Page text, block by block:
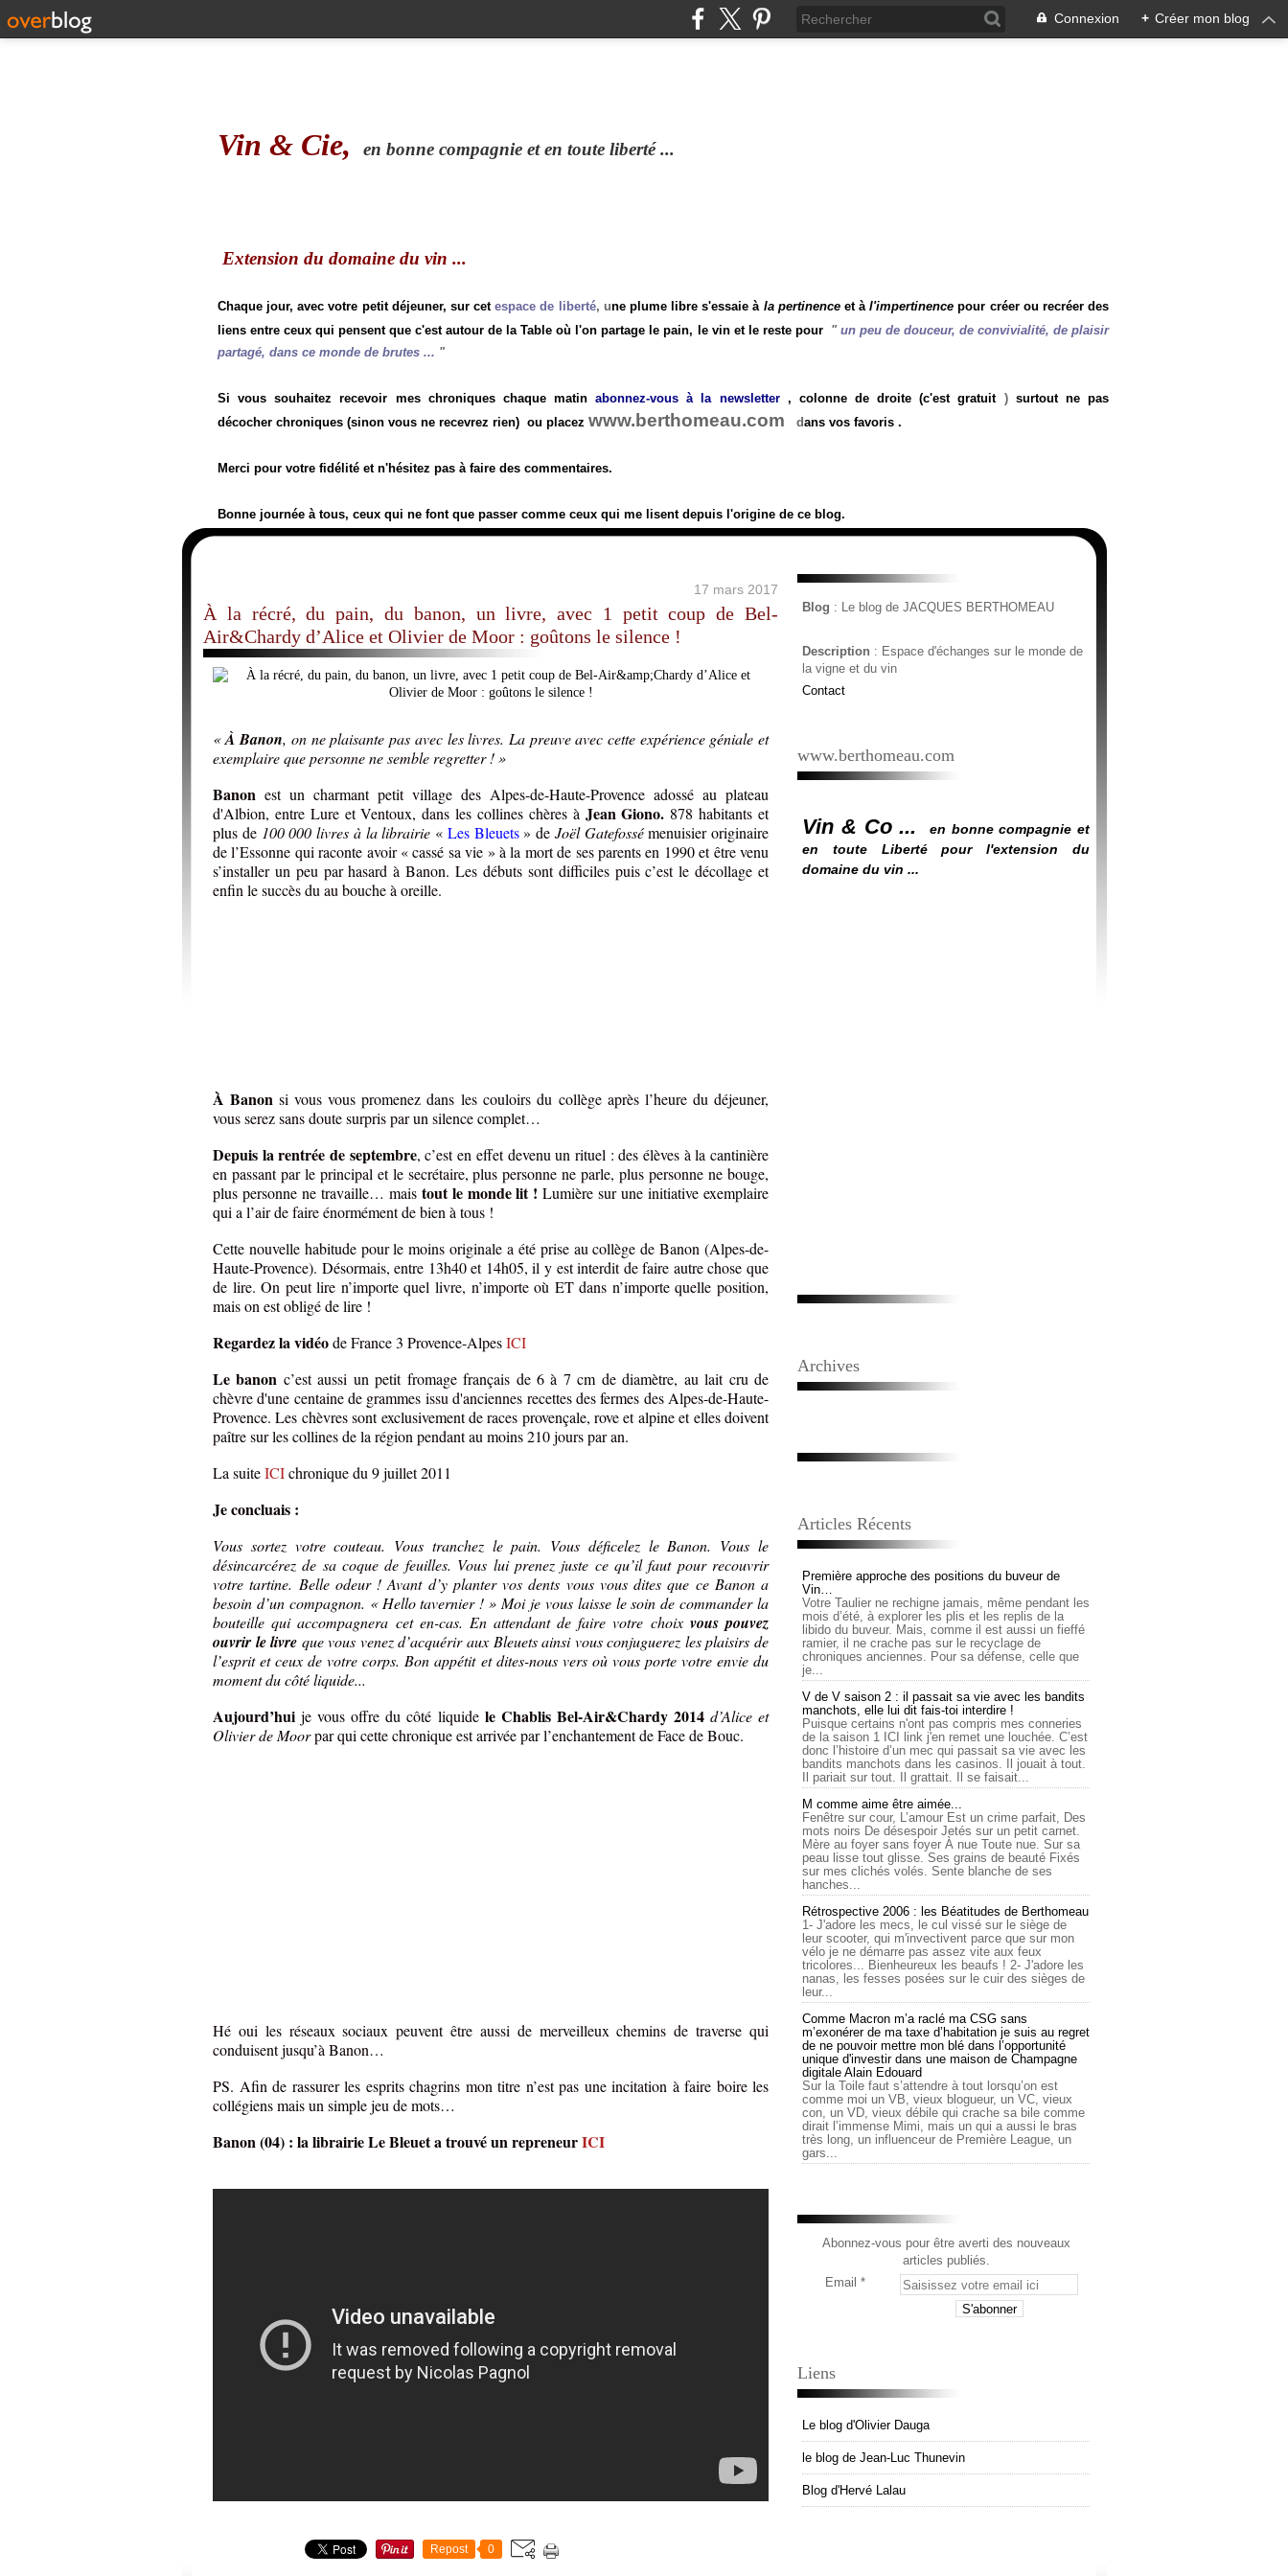
Connexion + Créer mon blog
Vin & Cie, en bonne compagnie et en toute liberté ...
Extension du domaine du vin ...
Chaque jour, avec votre petit déjeuner, sur cetespace de liberté, une plume libre s'essaie à la pertinenceet àl'impertinence pour créer ou recréer des
liens entre ceux qui pensent que c'est autour de la Table où l'on partage le pain, le vin et le reste pour "un peu de douceur, de convivialité, de plaisir
partagé, dans ce monde de brutes ... "
Si vous souhaitez recevoir mes chroniques chaque matinabonnez-vous à la newsletter, colonne de droite (c'est gratuit) surtout ne pas
décocher chroniques (sinon vous ne recevrez rien) ou placez www.berthomeau.com dans vos favoris .
Merci pour votre fidélité et n'hésitez pas à faire des commentaires.
Bonne journée à tous, ceux qui ne font que passer comme ceux qui me lisent depuis l'origine de ce blog.
17 mars 2017
À la récré, du pain, du banon, un livre, avec 1 petit coup de Bel-
Air&Chardy d’Alice et Olivier de Moor : goûtons le silence !
«À Banon, on ne plaisante pas avec les livres. La preuve avec cette expérience géniale et
exemplaire que personne ne semble regretter ! »
Banon est un charmant petit village des Alpes-de-Haute-Provence adossé au plateau
d'Albion, entre Lure et Ventoux, dans les collines chères à Jean Giono. 878 habitants et
plus de 100 000 livres à la librairie « Les Bleuets» de Joël Gatefossémenuisier originaire
de l’Essonne qui raconte avoir « cassé sa vie » à la mort de ses parents en 1990 et être venu
s’installer un peu par hasard à Banon. Les débuts sont difficiles puis c’est le décollage et
enfin le succès du au bouche à oreille.
À Banon si vous vous promenez dans les couloirs du collège après l’heure du déjeuner,
vous serez sans doute surpris par un silence complet…
Depuis la rentrée de septembre, c’est en effet devenu un rituel : des élèves à la cantinière
en passant par le principal et le secrétaire, plus personne ne parle, plus personne ne bouge,
plus personne ne travaille… mais tout le monde lit ! Lumière sur une initiative exemplaire
qui a l’air de faire énormément de bien à tous !
Cette nouvelle habitude pour le moins originale a été prise au collège de Banon (Alpes-de-
Haute-Provence). Désormais, entre 13h40 et 14h05, il y est interdit de faire autre chose que
de lire. On peut lire n’importe quel livre, n’importe où ET dans n’importe quelle position,
mais on est obligé de lire !
Regardez la vidéode France 3 Provence-AlpesICI
Le banon c’est aussi un petit fromage français de 6 à 7 cm de diamètre, au lait cru de
chèvre d'une centaine de grammes issu d'anciennes recettes des fermes des Alpes-de-Haute-
Provence. Les chèvres sont exclusivement de races provençale, rove et alpine et elles doivent
paître sur les collines de la région pendant au moins 210 jours par an.
La suiteICIchronique du 9 juillet 2011
Je concluais :
Vous sortez votre couteau. Vous tranchez le pain. Vous déficelez le Banon. Vous le
désincarcérez de sa coque de feuilles. Vous lui prenez juste ce qu’il faut pour recouvrir
votre tartine. Belle odeur ! Avant d’y planter vos dents vous vous dites que ce Banon a
besoin d’un compagnon. « Hello tavernier ! » Moi je vous laisse le soin de commander la
bouteille qui accompagnera cet en-cas. En attendant de faire votre choix vous pouvez
ouvrir le livre que vous venez d’acquérir aux Bleuets ainsi vous conjuguerez les plaisirs de
l’esprit et ceux de votre corps. Bon appétit et dites-nous vers où vous porte votre envie du
moment du côté liquide...
Aujourd’hui je vous offre du côté liquide le Chablis Bel-Air&Chardy 2014 d’Alice et
Olivier de Moorpar qui cette chronique est arrivée par l’enchantement de Face de Bouc.
Hé oui les réseaux sociaux peuvent être aussi de merveilleux chemins de traverse qui
conduisent jusqu’à Banon…
PS. Afin de rassurer les esprits chagrins mon titre n’est pas une incitation à faire boire les
collégiens mais un simple jeu de mots…
Banon (04) : la librairie Le Bleuet a trouvé un repreneurICI
Repost 0
Blog : Le blog de JACQUES BERTHOMEAU
Description : Espace d'échanges sur le monde de
la vigne et du vin
Contact
www.berthomeau.com
Vin & Co ...
en bonne compagnie et
en toute Liberté pour l'extension du
domaine du vin ...
Archives
Articles Récents
Première approche des positions du buveur de
Vin…
Votre Taulier ne rechigne jamais, même pendant les
mois d’été, à explorer les plis et les replis de la
libido du buveur. Mais, comme il est aussi un fieffé
ramier, il ne crache pas sur le recyclage de
chroniques anciennes. Pour sa défense, celle que
je...
V de V saison 2 : il passait sa vie avec les bandits
manchots, elle lui dit fais-toi interdire !
Puisque certains n'ont pas compris mes conneries
de la saison 1 ICI link j'en remet une louchée. C’est
donc l’histoire d’un mec qui passait sa vie avec les
bandits manchots dans les casinos. Il jouait à tout.
Il pariait sur tout. Il grattait. Il se faisait...
M comme aime être aimée...
Fenêtre sur cour, L’amour Est un crime parfait, Des
mots noirs De désespoir Jetés sur un petit carnet.
Mère au foyer sans foyer À nue Toute nue. Sur sa
peau lisse tout glisse. Ses grains de beauté Fixés
sur mes clichés volés. Sente blanche de ses
hanches...
Rétrospective 2006 : les Béatitudes de Berthomeau
1- J'adore les mecs, le cul vissé sur le siège de
leur scooter, qui m'invectivent parce que sur mon
vélo je ne démarre pas assez vite aux feux
tricolores... Bienheureux les beaufs ! 2- J'adore les
nanas, les fesses posées sur le cuir des sièges de
leur...
Comme Macron m’a raclé ma CSG sans
m’exonérer de ma taxe d’habitation je suis au regret
de ne pouvoir mettre mon blé dans l’opportunité
unique d'investir dans une maison de Champagne
digitale Alain Edouard
Sur la Toile faut s’attendre à tout lorsqu’on est
comme moi un VB, vieux blogueur, un VC, vieux
con, un VD, vieux débile qui crache sa bile comme
dirait l’immense Mimi, mais un qui a aussi le bras
très long, un influenceur de Première League, un
gars...
Abonnez-vous pour être averti des nouveaux
articles publiés.
Email
Liens
Le blog d'Olivier Dauga
le blog de Jean-Luc Thunevin
Blog d'Hervé Lalau